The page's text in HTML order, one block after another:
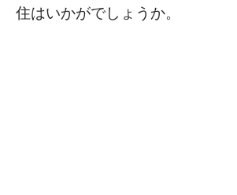
住はいかがでしょうか。